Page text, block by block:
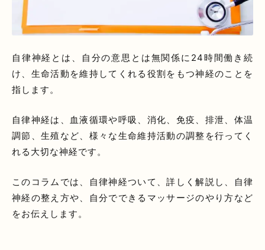
自律神経とは、自分の意思とは無関係に24時間働き続
け、生命活動を維持してくれる役割をもつ神経のことを
指します。
自律神経は、血液循環や呼吸、消化、免疫、排泄、体温
調節、生殖など、様々な生命維持活動の調整を行ってく
れる大切な神経です。
このコラムでは、自律神経ついて、詳しく解説し、自律
神経の整え方や、自分でできるマッサージのやり方など
をお伝えします。